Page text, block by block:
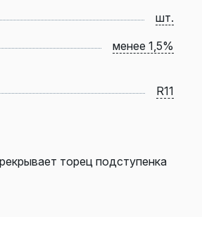
шт.
менее 1,5%
R11
торец подступенка